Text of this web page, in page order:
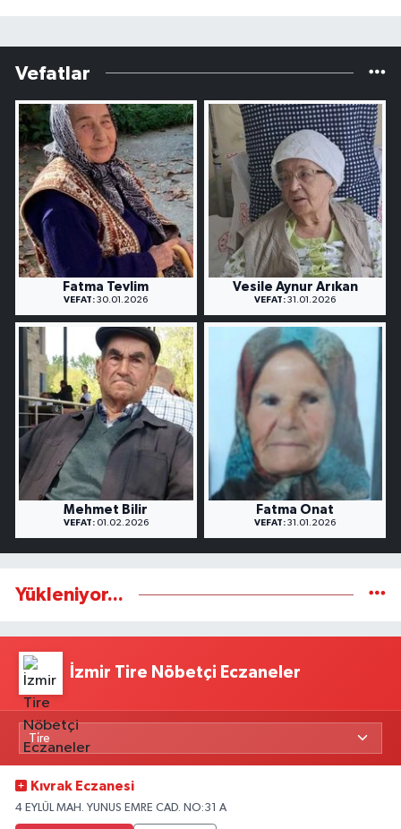
Vefatlar
Fatma Tevlim
VEFAT: 30.01.2026
Vesile Aynur Arıkan
VEFAT: 31.01.2026
Mehmet Bilir
VEFAT:01.02.2026
Fatma Onat
VEFAT: 31.01.2026
Yükleniyor...
İzmir Tire Nöbetçi Eczaneler
Kıvrak Eczanesi
4 EYLÜL MAH. YUNUS EMRE CAD. NO:31 A